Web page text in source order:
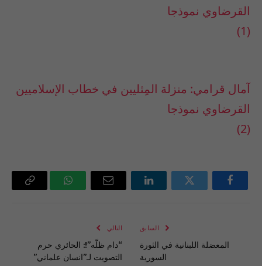
القرضاوي نموذجا
(1)
آمال قرامي: منزلة المِثليين في خطاب الإسلاميين
القرضاوي نموذجا
(2)
فيسبوك تويتر لينكدإن
البريد
واتساب Copy
السابق
المعضلة اللبنانية في الثورة
السورية
التالي
“دام ظلّه”!: الحائري حرم
التصويت لـ”انسان علماني”